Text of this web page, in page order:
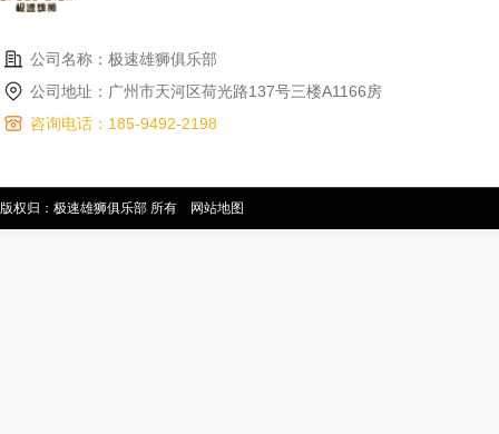
公司名称：极速雄狮俱乐部
公司地址：广州市天河区荷光路137号三楼A1166房
咨询电话：185-9492-2198
版权归：极速雄狮俱乐部 所有 网站地图